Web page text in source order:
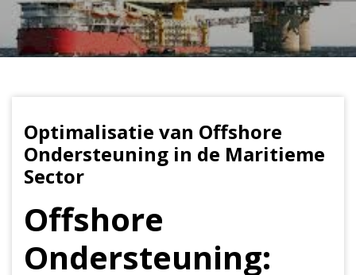
Optimalisatie van Offshore
Ondersteuning in de Maritieme
Sector
Offshore
Ondersteuning: